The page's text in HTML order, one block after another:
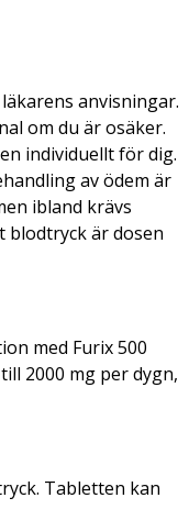
anvisningar.
om du är osäker.
individuellt för dig.
av ödem är
ibland krävs
blodtryck är dosen
med Furix 500
2000 mg per dygn,
Tabletten kan